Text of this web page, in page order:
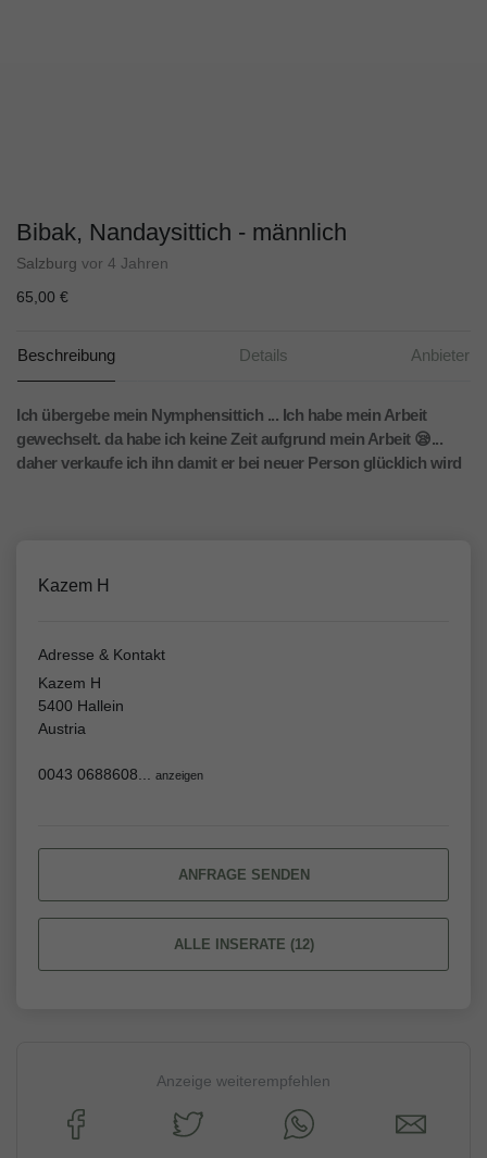
Bibak, Nandaysittich - männlich
Salzburg vor 4 Jahren
65,00 €
Beschreibung Details Anbieter
Ich übergebe mein Nymphensittich ... Ich habe mein Arbeit
gewechselt. da habe ich keine Zeit aufgrund mein Arbeit 😪...
daher verkaufe ich ihn damit er bei neuer Person glücklich wird
Kazem H
Adresse & Kontakt
Kazem H
5400 Hallein
Austria
0043 0688608... anzeigen
ANFRAGE SENDEN
ALLE INSERATE (12)
Anzeige weiterempfehlen